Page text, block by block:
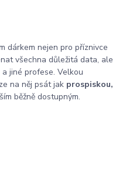
dárkem nejen pro příznivce
všechna důležitá data, ale
jiné profese. Velkou
na něj psát jak prospiskou,
běžně dostupným.